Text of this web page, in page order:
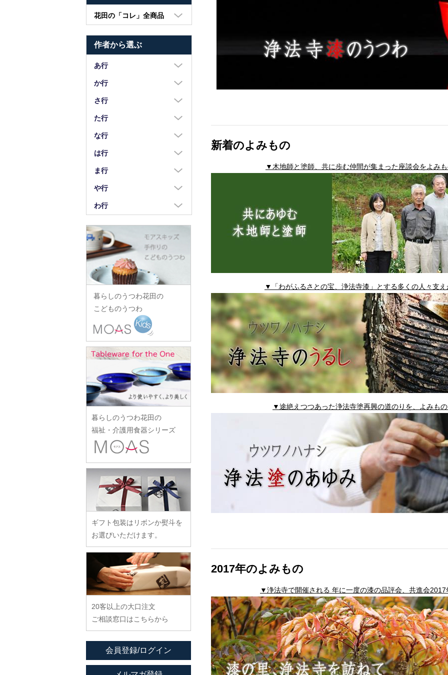
新着のよみもの
▼木地師と塗師、共に歩む仲間が集まった座談会をよみ
▼「わがふるさとの宝、浄法寺漆」とする多くの人々支
▼途絶えつつあった浄法寺塗再興の道のりを、よみも
2017年のよみもの
▼浄法寺で開催される 年に一度の漆の品評会、共進会
花田の「コレ」全商品
鉢・湯呑・カップ
汁椀・土鍋・折敷
小物・カトラリー
作者から選ぶ
あ行
浅野奈生
苧野直樹
安達和治
荒川真吾
荒賀文成
有馬和博
iiDA Woodturning
伊賀焼土楽
池島直人
池島仁美
生島賢
生島明水
池田大介
石川漆宝堂
石田誠
和泉良法
市川知也
伊藤聡信
伊藤孝英
井銅心平
稲村真耶
イム サエム
イレヤガラス
岩舘隆（浄法寺）
臼田けい子
海野裕
浦陽子
遠藤マサヒロ
大井寛史
大久保公太郎
大沢和義
大平新五
大前史
大和田友香
か行
蠣崎マコト
葛西国太郎
葛西義信
河上智美
川合孝知
川辺忠
川村宏樹
幹山繁太
季更器窯
岸野寛
北野敏一（犀ノ音窯）
日下華子
葛和万紀
工藤和彦
熊谷峻
小泉敦信
こいずみみゆき
古賀雄二郎
小寺暁洋
小林巧征
小牧広平
近藤亮介
さ行
坂本達哉
佐川岳彦
佐々木暢子
重田良古
島田まるみ
志村睦彦
城進
菅原博之
杉本太郎
鈴木重孝
鈴木潤吾
鈴木涼子
須谷窯
た行
高島慎一
高木剛
瀧田操
田中あい
田中佐和子
谷口嘉
谷永太郎
玉山保男
田沼英里
崔在皓
滴生舎
土井康治朗
土井宏友
陶房独歩炎
徳永遊心
富山孝一
土本訓寛・土本久美子
な行
中荒江道子
中尾万作
中川紀夫
中町いずみ
中村一也
中村幸一郎
d.Tam 中村孝子/桃子
中村智美
中村真紀
中山孝志
名古路英介
西納三枝
野口悦士
は行
橋村大作
長谷川由香
畑中篤
花岡隆
花田オリジナル
羽生直記
林京子
林拓児
原口潔
原田七重
原田譲
原光弘
日高伸治
日高直子
ヒヅミ峠舎
樋山真弓
平岡正弘
平林秀幸
廣野俊彦
廣政毅
ふじい製作所
藤崎均
藤田永子
藤塚光男
ほたる窯
堀畑蘭
ま行
前田麻美
正木春蔵
松浦コータロー
松浦ナオコ
松葉勇輝
松本郁美
松本優樹
松本良夫
三浦侑子
水垣千悦
水野克俊
みずのみさ
光井威善
三留舞
宮岡麻衣子
宮崎孝彦
三輪周太郎
武曽健一
村田森
村田菜穂美
木工ヤマニ
森知恵子
森悠紀子
森下綾
や行
八木橋昇
山口硝子
山口利枝
山崎葉
山田洋次
山田隆太郎
山中恵介
山本哲也
山本恭代
山本亮平
Yu-ten
雪ノ浦裕一
吉岡将弐
吉田学
余宮隆
わ行
ワダコーヘー
渡辺信史
渡邊心平
暮らしのうつわ花田の
こどものうつわ
暮らしのうつわ花田の
福祉・介護用食器シリーズ
ギフト包装はリボンか熨斗を
お選びいただけます。
20客以上の大口注文
ご相談窓口はこちらから
会員登録/ログイン